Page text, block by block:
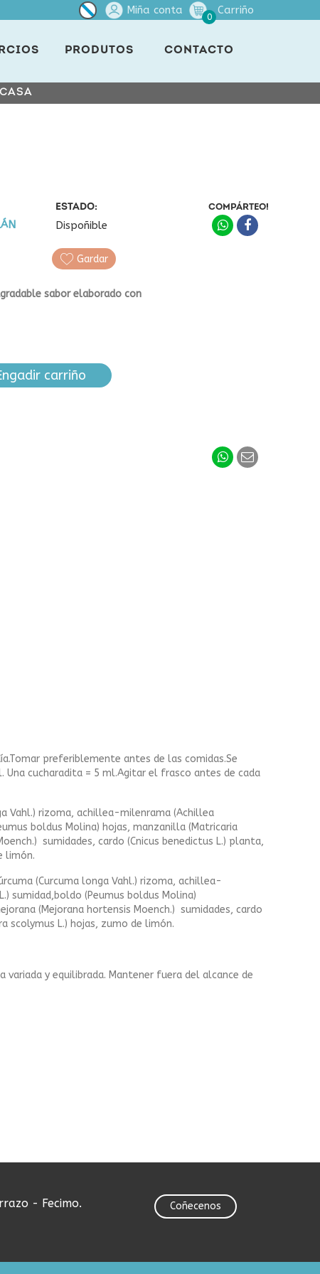
Miña conta
0
Carriño
PRODUTOS CONTACTO
ESTADO:
Dispoñible
COMPÁRTEO!
Gardar
sabor elaborado con
carriño
preferiblemente antes de las comidas.Se
Una cucharadita = 5 ml.Agitar el frasco antes de cada
Vahl.) rizoma, achillea-milenrama (Achillea
boldus Molina) hojas, manzanilla (Matricaria
sumidades, cardo (Cnicus benedictus L.) planta,
limón.
(Curcuma longa Vahl.) rizoma, achillea-
sumidad,boldo (Peumus boldus Molina)
(Mejorana hortensis Moench.) sumidades, cardo
scolymus L.) hojas, zumo de limón.
y equilibrada. Mantener fuera del alcance de
- Fecimo. Coñecenos